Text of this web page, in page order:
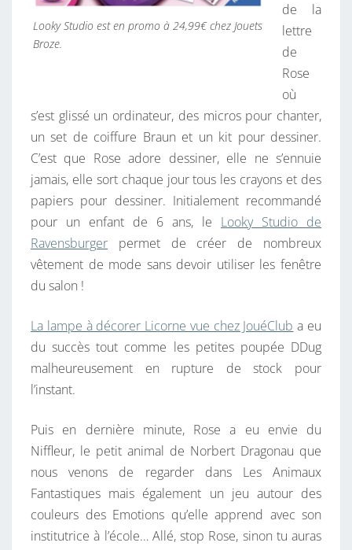
Looky Studio est en promo à 24,99€ chez Jouets
Broze.
de la
lettre
de
Rose
où
s’est glissé un ordinateur, des micros pour chanter,
un set de coiffure Braun et un kit pour dessiner.
C’est que Rose adore dessiner, elle ne s’ennuie
jamais, elle sort chaque jour tous les crayons et des
papiers pour dessiner. Initialement recommandé
pour un enfant de 6 ans, le Looky Studio de
Ravensburger permet de créer de nombreux
vêtement de mode sans devoir utiliser les fenêtre
du salon !
La lampe à décorer Licorne vue chez JouéClub a eu
du succès tout comme les petites poupée DDug
malheureusement en rupture de stock pour
l’instant.
Puis en dernière minute, Rose a eu envie du
Niffleur, le petit animal de Norbert Dragonau que
nous venons de regarder dans Les Animaux
Fantastiques mais également un jeu autour des
couleurs des Emotions qu’elle apprend avec son
institutrice à l’école… Allé, stop Rose, sinon tu auras